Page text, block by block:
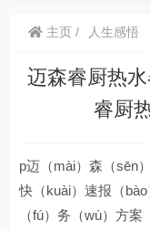
主页 人生感悟
迈森睿厨热
睿厨
p迈（mài）森（sēn
快（kuài）速报（
（fú）务（wù）方